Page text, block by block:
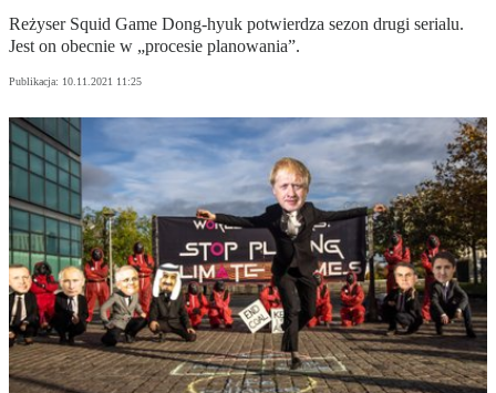
Reżyser Squid Game Dong-hyuk potwierdza sezon drugi serialu.
Jest on obecnie w „procesie planowania”.
Publikacja: 10.11.2021 11:25